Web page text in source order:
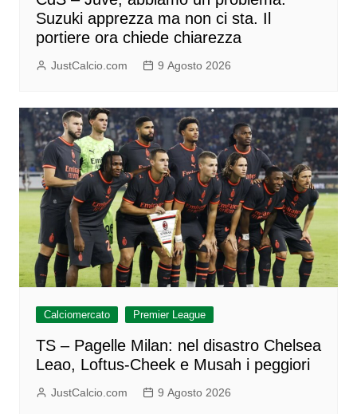
Suzuki apprezza ma non ci sta. Il
portiere ora chiede chiarezza
JustCalcio.com 9 Agosto 2026
Calciomercato Premier League
TS – Pagelle Milan: nel disastro Chelsea
Leao, Loftus-Cheek e Musah i peggiori
JustCalcio.com 9 Agosto 2026